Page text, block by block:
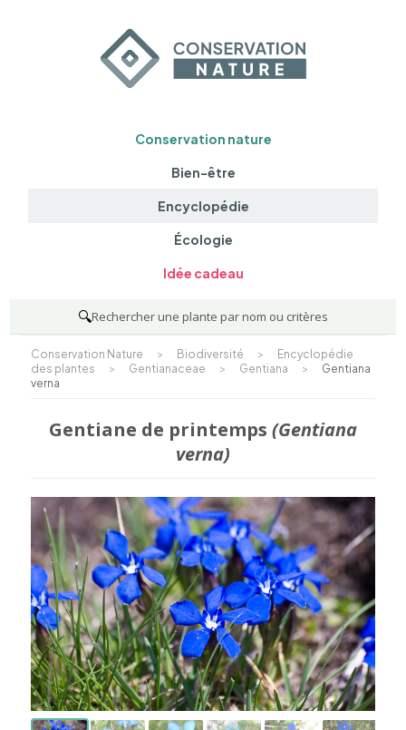
Conservation nature
Bien-être
Encyclopédie
Écologie
Idée cadeau
🔍Rechercher une plante par nom ou critères
Conservation Nature > Biodiversité >
Encyclopédie
des plantes
> Gentianaceae > Gentiana >
Gentiana
verna
Gentiane de printemps (Gentiana
verna)